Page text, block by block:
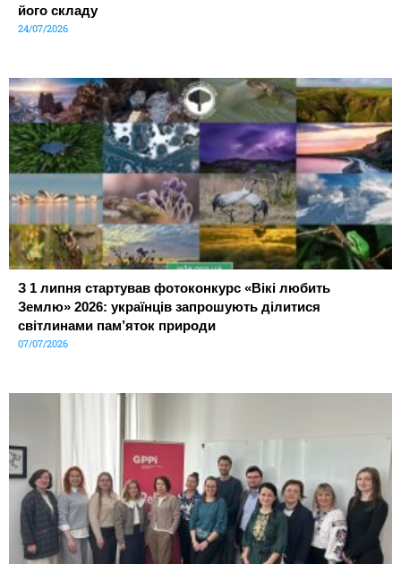
його складу
24/07/2026
З 1 липня стартував фотоконкурс «Вікі любить
Землю» 2026: українців запрошують ділитися
світлинами пам’яток природи
07/07/2026